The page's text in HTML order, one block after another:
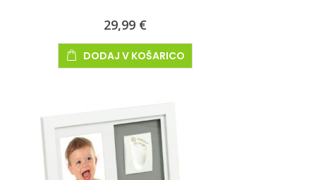
29,99 €
DODAJ V KOŠARICO